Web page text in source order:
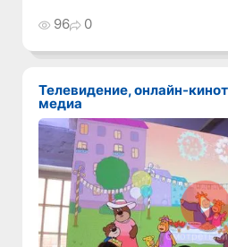
96 0
Телевидение, онлайн-кинотеатры, контент,
медиа
Смотреть